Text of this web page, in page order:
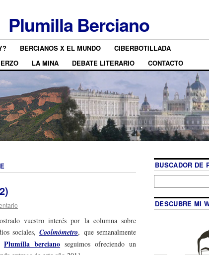
Plumilla Berciano
BERCIANOS X EL MUNDO
CIBERBOTILLADA
LA MINA DEBATE LITERARIO CONTACTO
vuestro interés por la columna sobre
sociales, Coolmómetro, que semanalmente
Plumilla berciano seguimos ofreciendo un
BUSCADOR DE
DESCUBRE MI